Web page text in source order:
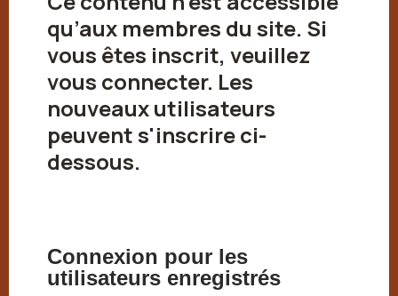
qu’aux membres du site. Si
vous êtes inscrit, veuillez
vous connecter. Les
nouveaux utilisateurs
peuvent s'inscrire ci-
dessous.
Connexion pour les
utilisateurs enregistrés